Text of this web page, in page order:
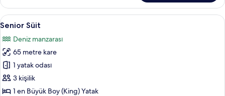
fazla
detay
Senior
Süit
için
tüm
fotoğrafları
görün
Senior Süit | Anti alerjik yatak takımı,
5
Senior Süit
Deniz manzarası
65 metre kare
1 yatak odası
3 kişilik
1 en Büyük Boy (King) Yatak